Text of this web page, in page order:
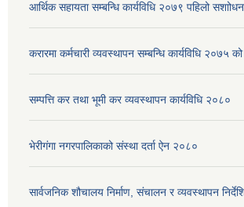
आर्थिक सहायता सम्बन्धि कार्यविधि २०७९ पहिलो
करारमा कर्मचारी व्यवस्थापन सम्बन्धि कार्यविधि २०७५
सम्पत्ति कर तथा भूमी कर व्यवस्थापन कार्यविधि २०८०
भेरीगंगा नगरपालिकाको संस्था दर्ता ऐन २०८०
सार्वजनिक शौचालय निर्माण, संचालन र व्यवस्थापन